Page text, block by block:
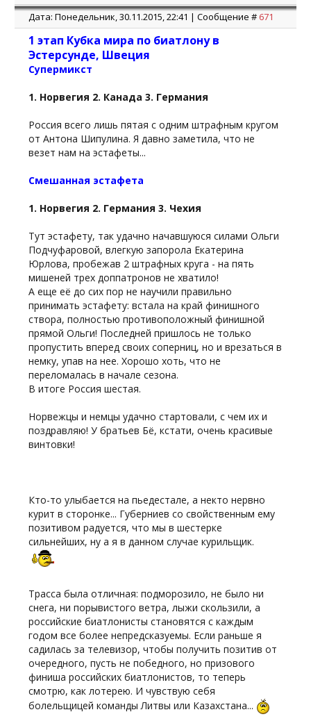
Дата: Понедельник, 30.11.2015, 22:41 | Сообщение # 671
1 этап Кубка мира по биатлону в
Эстерсунде, Швеция
Супермикст
1. Норвегия 2. Канада 3. Германия
Россия всего лишь пятая с одним штрафным кругом
от Антона Шипулина. Я давно заметила, что не
везет нам на эстафеты...
Смешанная эстафета
1. Норвегия 2. Германия 3. Чехия
Тут эстафету, так удачно начавшуюся силами Ольги
Подчуфаровой, влегкую запорола Екатерина
Юрлова, пробежав 2 штрафных круга - на пять
мишеней трех доппатронов не хватило!
А еще её до сих пор не научили правильно
принимать эстафету: встала на край финишного
створа, полностью противоположный финишной
прямой Ольги! Последней пришлось не только
пропустить вперед своих соперниц, но и врезаться в
немку, упав на нее. Хорошо хоть, что не
переломалась в начале сезона.
В итоге Россия шестая.
Норвежцы и немцы удачно стартовали, с чем их и
поздравляю! У братьев Бё, кстати, очень красивые
винтовки!
Кто-то улыбается на пьедестале, а некто нервно
курит в сторонке... Губерниев со свойственным ему
позитивом радуется, что мы в шестерке
сильнейших, ну а я в данном случае курильщик.
Трасса была отличная: подморозило, не было ни
снега, ни порывистого ветра, лыжи скользили, а
российские биатлонисты становятся с каждым
годом все более непредсказуемы. Если раньше я
садилась за телевизор, чтобы получить позитив от
очередного, пусть не победного, но призового
финиша российских биатлонистов, то теперь
смотрю, как лотерею. И чувствую себя
болельщицей команды Литвы или Казахстана...